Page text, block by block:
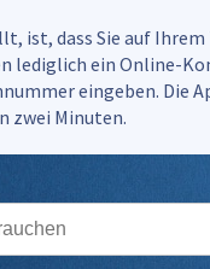
ist, dass Sie auf
lediglich ein Online-
eingeben. Die
zwei Minuten.